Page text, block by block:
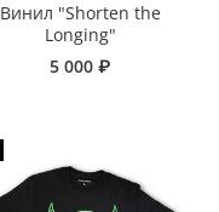
Винил "Shorten the
Longing"
5 000 ₽